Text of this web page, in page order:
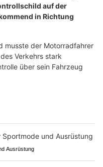
auf der
in Richtung
musste der Motorradfahrer
Verkehrs stark
über sein Fahrzeug
Ausrüstung